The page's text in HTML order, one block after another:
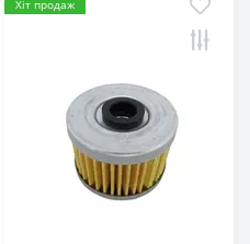
Хіт продаж